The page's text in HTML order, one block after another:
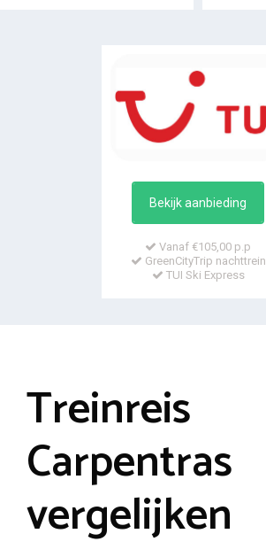
Bekijk aanbieding
Vanaf €105,00 p.p
GreenCityTrip nachttrein
TUI Ski Express
Treinreis
Carpentras
vergelijken